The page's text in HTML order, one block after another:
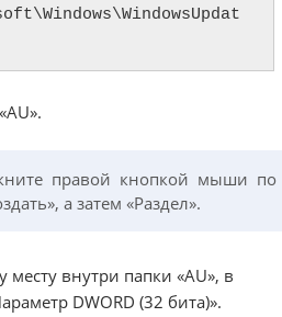
правой кнопкой мыши по
а затем «Раздел».
внутри папки «AU», в
DWORD (32 бита)».